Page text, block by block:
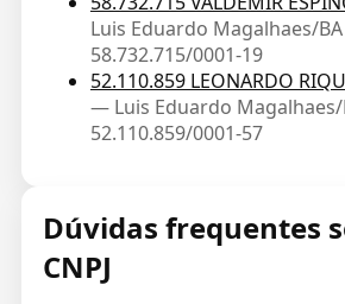
Luis Eduardo Magalhaes/BA
58.732.715/0001-19
52.110.859 LEONARDO
— Luis Eduardo Magalhaes/
52.110.859/0001-57
Dúvidas frequentes
CNPJ